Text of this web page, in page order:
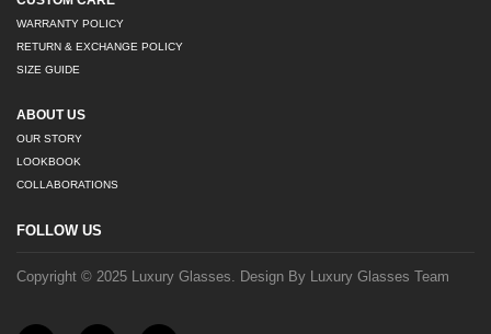
WARRANTY POLICY
RETURN & EXCHANGE POLICY
SIZE GUIDE
ABOUT US
OUR STORY
LOOKBOOK
COLLABORATIONS
FOLLOW US
Copyright © 2025 Luxury Glasses. Design By Luxury Glasses Team